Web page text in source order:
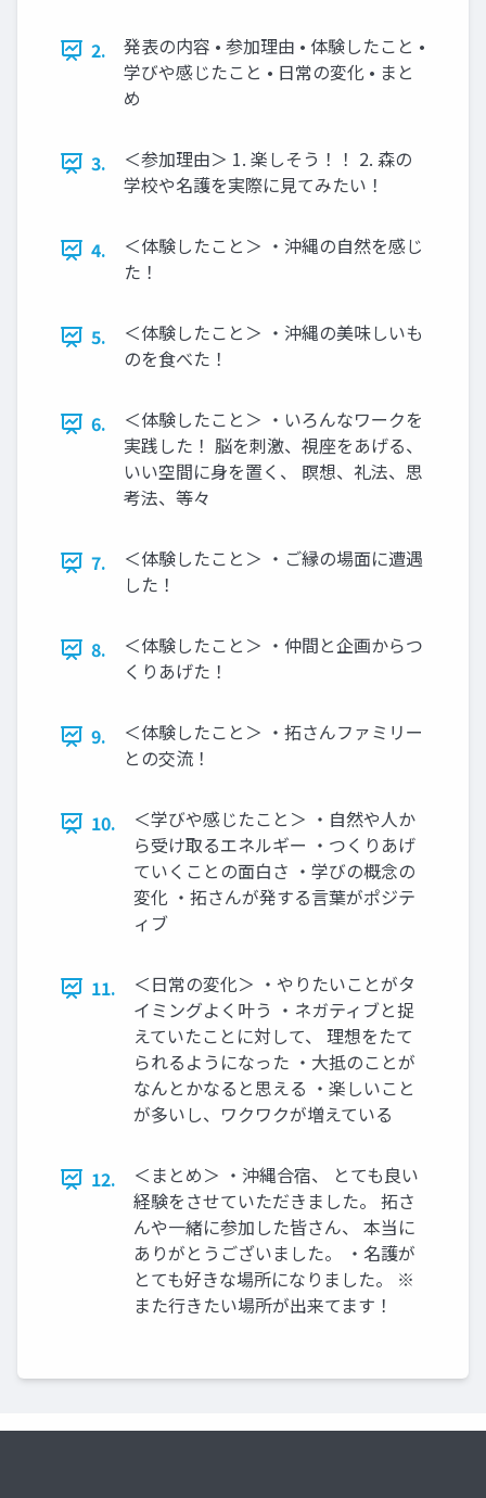
2.
発表の内容 • 参加理由 • 体験したこと •
学びや感じたこと • 日常の変化 • まと
め
3.
＜参加理由＞ 1. 楽しそう！！ 2. 森の
学校や名護を実際に見てみたい！
4.
＜体験したこと＞ ・沖縄の自然を感じ
た！
5.
＜体験したこと＞ ・沖縄の美味しいも
のを食べた！
6.
＜体験したこと＞ ・いろんなワークを
実践した！ 脳を刺激、視座をあげる、
いい空間に身を置く、 瞑想、礼法、思
考法、等々
7.
＜体験したこと＞ ・ご縁の場面に遭遇
した！
8.
＜体験したこと＞ ・仲間と企画からつ
くりあげた！
9.
＜体験したこと＞ ・拓さんファミリー
との交流！
10.
＜学びや感じたこと＞ ・自然や人か
ら受け取るエネルギー ・つくりあげ
ていくことの面白さ ・学びの概念の
変化 ・拓さんが発する言葉がポジテ
ィブ
11.
＜日常の変化＞ ・やりたいことがタ
イミングよく叶う ・ネガティブと捉
えていたことに対して、 理想をたて
られるようになった ・大抵のことが
なんとかなると思える ・楽しいこと
が多いし、ワクワクが増えている
12.
＜まとめ＞ ・沖縄合宿、 とても良い
経験をさせていただきました。 拓さ
んや一緒に参加した皆さん、 本当に
ありがとうございました。 ・名護が
とても好きな場所になりました。 ※
また行きたい場所が出来てます！